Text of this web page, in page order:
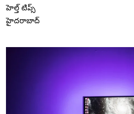
హెల్త్ టిప్స్
హైదరాబాద్